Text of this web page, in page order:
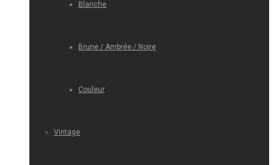
Blanche
Brune / Ambrée / Noire
Couleur
Vintage